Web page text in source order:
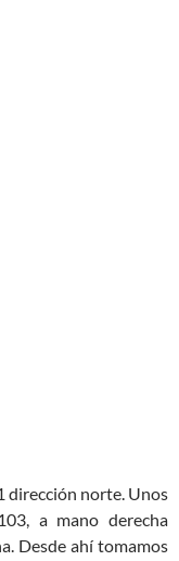
dirección norte. Unos
a mano derecha
Desde ahí tomamos